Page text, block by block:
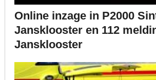
Online inzage in P2000
Jansklooster en 112
Jansklooster